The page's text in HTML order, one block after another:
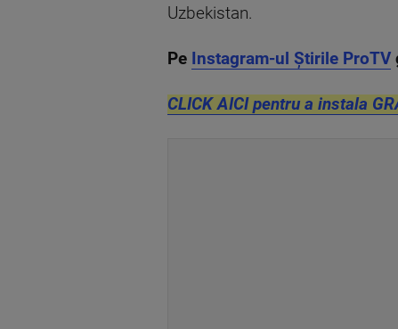
Uzbekistan.
Pe Instagram-ul Știrile ProTV
CLICK AICI pentru a instala